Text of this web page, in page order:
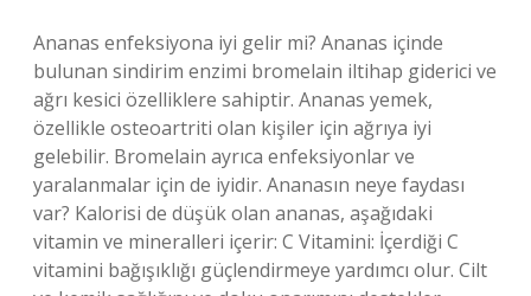
Ananas enfeksiyona iyi gelir mi? Ananas içinde
bulunan sindirim enzimi bromelain iltihap giderici ve
ağrı kesici özelliklere sahiptir. Ananas yemek,
özellikle osteoartriti olan kişiler için ağrıya iyi
gelebilir. Bromelain ayrıca enfeksiyonlar ve
yaralanmalar için de iyidir. Ananasın neye faydası
var? Kalorisi de düşük olan ananas, aşağıdaki
vitamin ve mineralleri içerir: C Vitamini: İçerdiği C
vitamini bağışıklığı güçlendirmeye yardımcı olur. Cilt